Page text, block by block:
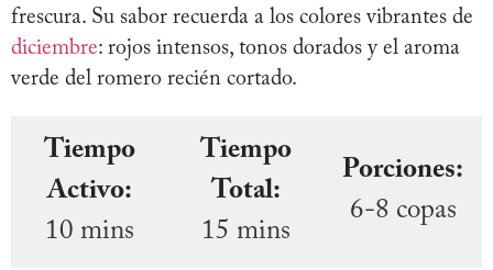
frescura. Su sabor recuerda a los colores vibrantes de
diciembre: rojos intensos, tonos dorados y el aroma
verde del romero recién cortado.
Tiempo
Activo:
10 mins
Tiempo
Total:
15 mins
Porciones:
6-8 copas